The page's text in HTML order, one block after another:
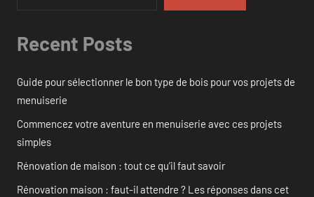
Recent Posts
Guide pour sélectionner le bon type de bois pour vos projets de
menuiserie
Commencez votre aventure en menuiserie avec ces projets
simples
Rénovation de maison : tout ce qu’il faut savoir
Rénovation maison : faut-il attendre ? Les réponses dans cet